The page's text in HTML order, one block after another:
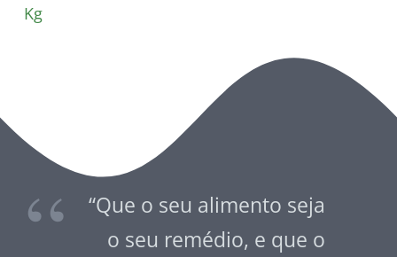
Kg
“Que o seu alimento seja
o seu remédio, e que o